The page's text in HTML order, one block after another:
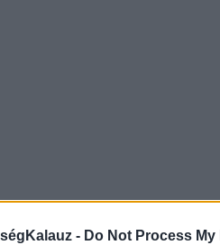
- Do Not Process